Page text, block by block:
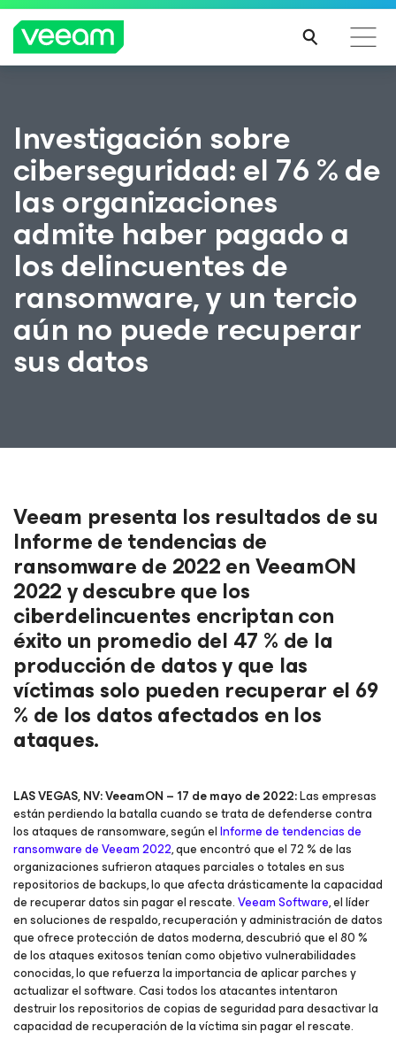
actualización de contenido de CrowdStrike
MÁS
INFO
RMA
CIÓN
Investigación sobre
ciberseguridad: el 76 % de
las organizaciones
admite haber pagado a
los delincuentes de
ransomware, y un tercio
aún no puede recuperar
sus datos
Veeam presenta los resultados de su
Informe de tendencias de
ransomware de 2022 en VeeamON
2022 y descubre que los
ciberdelincuentes encriptan con
éxito un promedio del 47 % de la
producción de datos y que las
víctimas solo pueden recuperar el 69
% de los datos afectados en los
ataques.
LAS VEGAS, NV: VeeamON – 17 de mayo de 2022:Las empresas
están perdiendo la batalla cuando se trata de defenderse contra
los ataques de ransomware, según elInforme de tendencias de
ransomware de Veeam 2022, que encontró que el 72 % de las
organizaciones sufrieron ataques parciales o totales en sus
repositorios de backups, lo que afecta drásticamente la capacidad
de recuperar datos sin pagar el rescate.Veeam Software, el líder
en soluciones de respaldo, recuperación y administración de datos
que ofrece protección de datos moderna, descubrió que el 80 %
de los ataques exitosos tenían como objetivo vulnerabilidades
conocidas, lo que refuerza la importancia de aplicar parches y
actualizar el software. Casi todos los atacantes intentaron
destruir los repositorios de copias de seguridad para desactivar la
capacidad de recuperación de la víctima sin pagar el rescate.